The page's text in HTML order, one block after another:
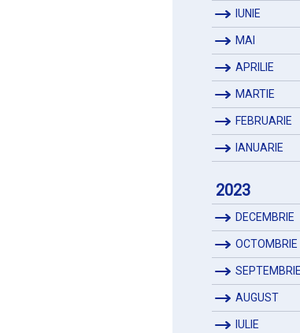
IUNIE
MAI
APRILIE
MARTIE
FEBRUARIE
IANUARIE
2023
DECEMBRIE
OCTOMBRIE
SEPTEMBRIE
AUGUST
IULIE